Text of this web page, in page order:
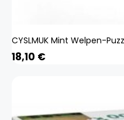
18,10 €